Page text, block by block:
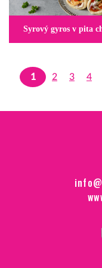
Syrový gyros v pita
1 2 3 4